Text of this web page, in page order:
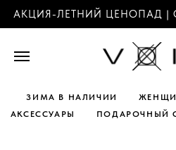
АКЦИЯ-ЛЕТНИЙ ЦЕНОПАД |
ЗИМА В НАЛИЧИИ
АКСЕССУАРЫ
ПОДАРОЧНЫЙ